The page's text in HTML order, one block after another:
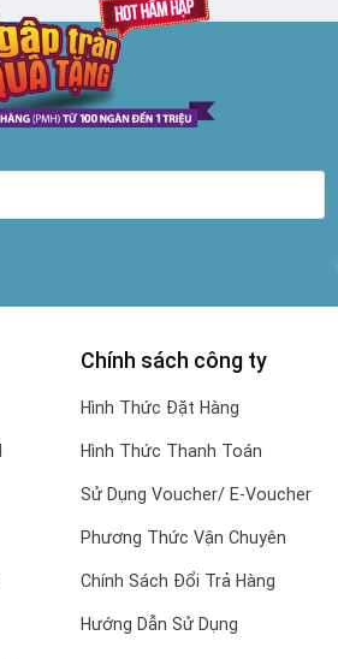
Chính sách công ty
Hình Thức Đặt Hàng
Hình Thức Thanh Toán
Sử Dụng Voucher/ E-Voucher
Phương Thức Vận Chuyên
Chính Sách Đổi Trả Hàng
Hướng Dẫn Sử Dụng